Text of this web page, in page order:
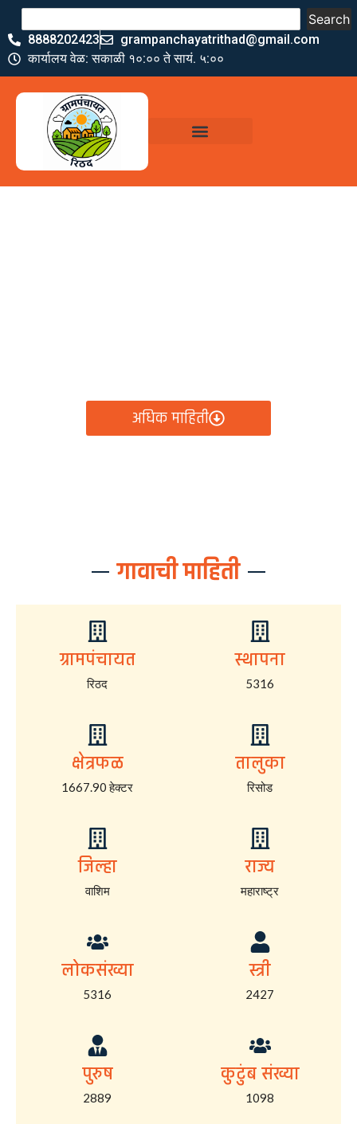
Search
8888202423
grampanchayatrithad@gmail.com
कार्यालय वेळ: सकाळी १०:०० ते सायं. ५:००
अधिक माहिती
गावाची माहिती
ग्रामपंचायत
रिठद
स्थापना
5316
क्षेत्रफळ
1667.90 हेक्टर
तालुका
रिसोड
जिल्हा
वाशिम
राज्य
महाराष्ट्र
लोकसंख्या
5316
स्त्री
2427
पुरुष
2889
कुटुंब संख्या
1098